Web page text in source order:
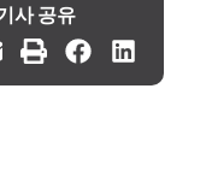
사 공유